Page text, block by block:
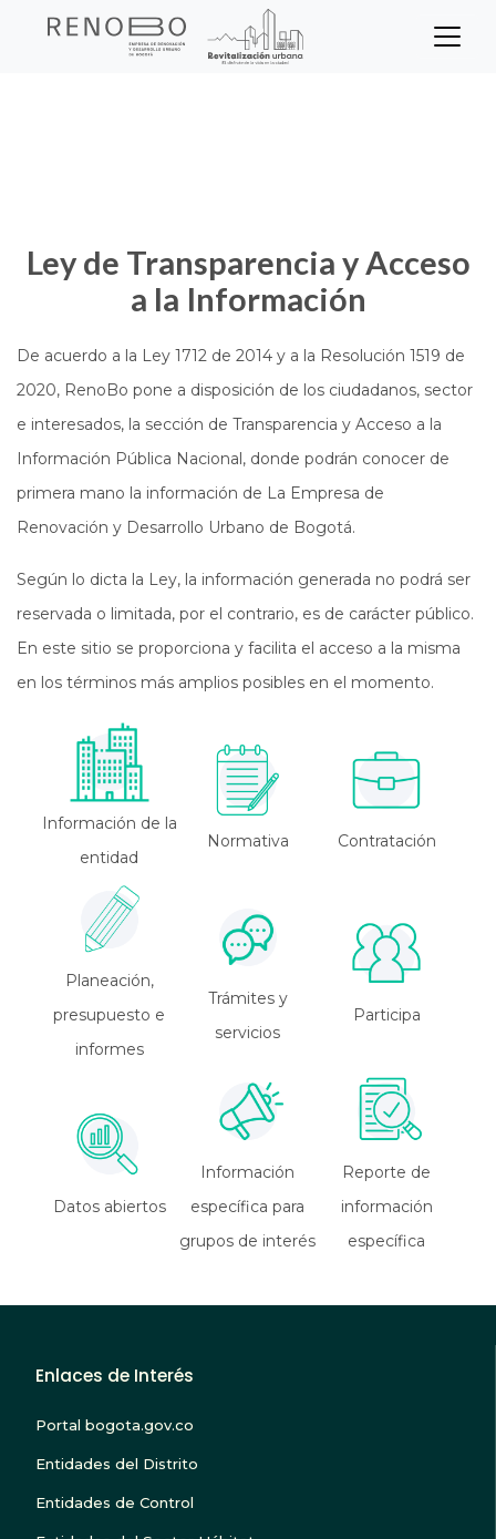
Sitio Web Empresa de
Transparencia
Ley de Transparencia y Acceso
a la Información
De acuerdo a la Ley 1712 de 2014 y a la Resolución 1519 de
2020, RenoBo pone a disposición de los ciudadanos, sector
e interesados, la sección de Transparencia y Acceso a la
Información Pública Nacional, donde podrán conocer de
primera mano la información de La Empresa de
Renovación y Desarrollo Urbano de Bogotá.
Según lo dicta la Ley, la información generada no podrá ser
reservada o limitada, por el contrario, es de carácter público.
En este sitio se proporciona y facilita el acceso a la misma
en los términos más amplios posibles en el momento.
Información de la
entidad
Normativa Contratación
Planeación,
presupuesto e
informes
Trámites y
servicios
Participa
Datos abiertos
Información
específica para
grupos de interés
Reporte de
información
específica
Enlaces de Interés
Portal bogota.gov.co
Entidades del Distrito
Entidades de Control